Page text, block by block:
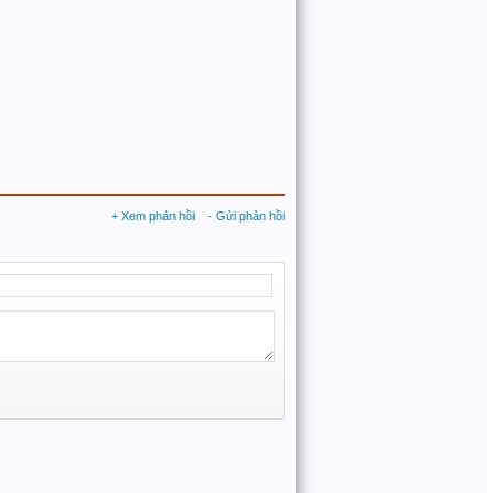
+ Xem phản hồi - Gửi phản hồi